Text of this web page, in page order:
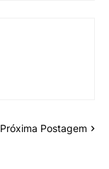
Próxima Postagem